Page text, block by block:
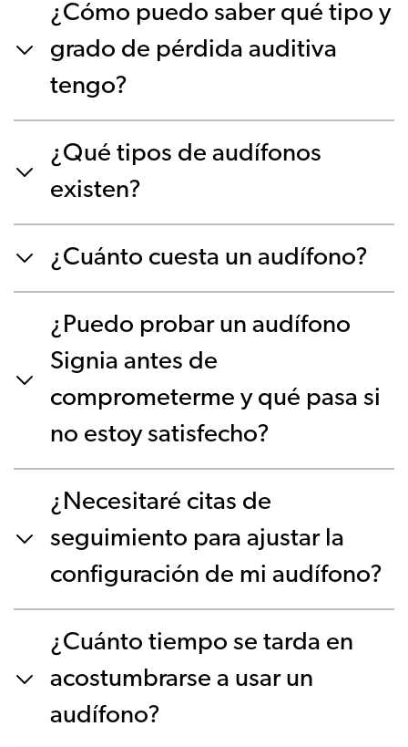
¿Cómo puedo saber qué tipo y
grado de pérdida auditiva
tengo?
¿Qué tipos de audífonos
existen?
¿Cuánto cuesta un audífono?
¿Puedo probar un audífono
Signia antes de
comprometerme y qué pasa si
no estoy satisfecho?
¿Necesitaré citas de
seguimiento para ajustar la
configuración de mi audífono?
¿Cuánto tiempo se tarda en
acostumbrarse a usar un
audífono?